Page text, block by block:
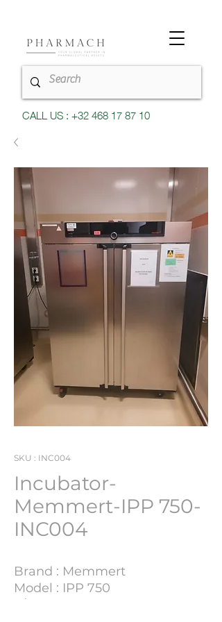
CALL US : +32 468 17 87 10
SKU : INC004
Incubator-
Memmert-IPP 750-
INC004
Brand : Memmert
Model : IPP 750